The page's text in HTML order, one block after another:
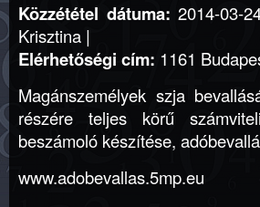
Közzététel dátuma: 2014-03-
Krisztina |
Elérhetőségi cím: 1161
Magánszemélyek szja
részére teljes körű
beszámoló készítése,
www.adobevallas.5mp.eu